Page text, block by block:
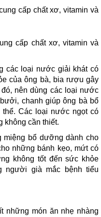
cấp chất xơ, vitamin và
các loại nước giải khát có
của ông bà, bia rượu gây
nên dùng các loại nước
chanh giúp ông bà bổ
Các loại nước ngọt có
không cần thiết.
miệng bổ dưỡng dành cho
những bánh kẹo, mứt có
không tốt đến sức khỏe
người già mắc bệnh tiểu
những món ăn nhẹ nhàng